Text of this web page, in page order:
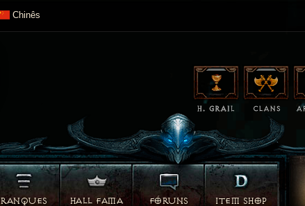
Chinês
RANQUES HALL FAMA FÓRUNS ITEM SHOP